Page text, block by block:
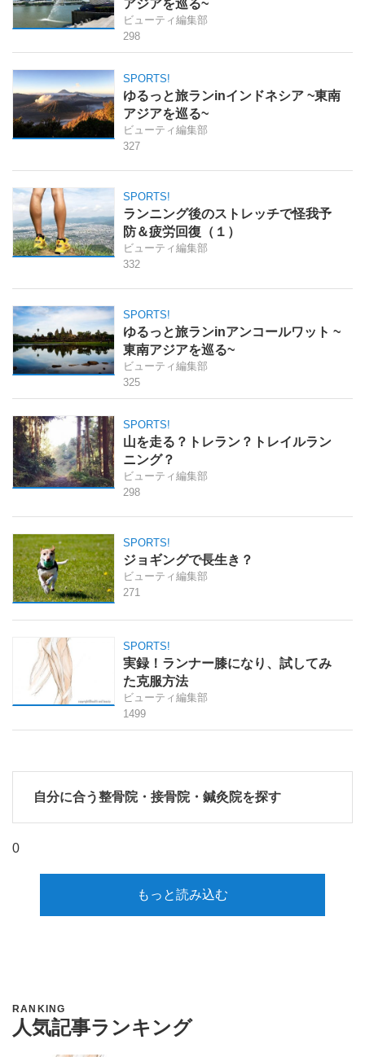
アジアを巡る~
ビューティ編集部
298
SPORTS!
ゆるっと旅ランinインドネシア ~東南
アジアを巡る~
ビューティ編集部
327
SPORTS!
ランニング後のストレッチで怪我予
防＆疲労回復（１）
ビューティ編集部
332
SPORTS!
ゆるっと旅ランinアンコールワット ~
東南アジアを巡る~
ビューティ編集部
325
SPORTS!
山を走る？トレラン？トレイルラン
ニング？
ビューティ編集部
298
SPORTS!
ジョギングで長生き？
ビューティ編集部
271
SPORTS!
実録！ランナー膝になり、試してみ
た克服方法
ビューティ編集部
1499
自分に合う整骨院・接骨院・鍼灸院を探す
0
もっと読み込む
RANKING
人気記事ランキング